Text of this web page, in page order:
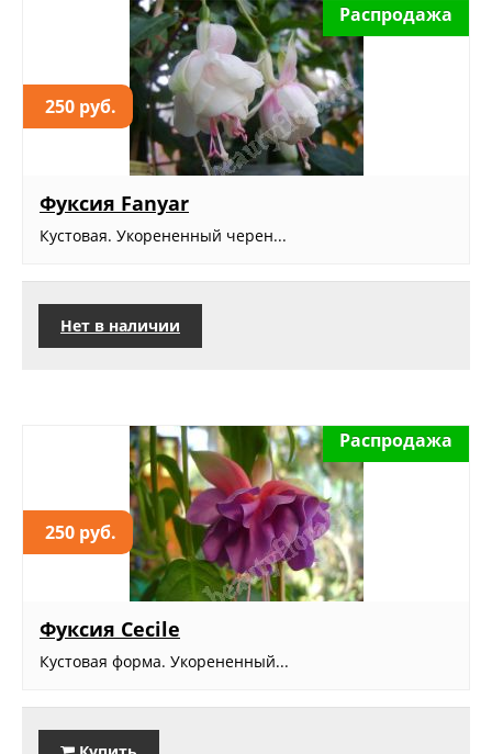
250 руб.
Распродажа
Фуксия Fanyar
Кустовая. Укорененный черен...
Нет в наличии
250 руб.
Распродажа
Фуксия Cecile
Кустовая форма. Укорененный...